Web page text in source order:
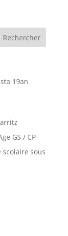
19an
GS / CP
scolaire sous